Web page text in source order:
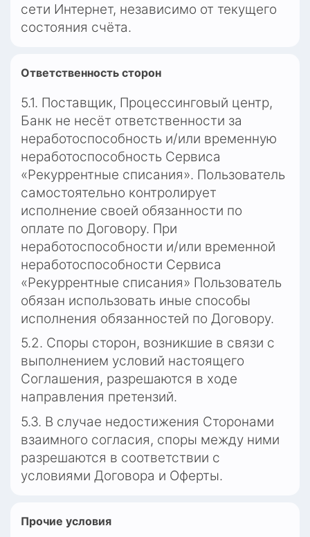
сети Интернет, независимо от текущего
состояния счёта.
Ответственность сторон
5.1. Поставщик, Процессинговый центр,
Банк не несёт ответственности за
неработоспособность и/или временную
неработоспособность Сервиса
«Рекуррентные списания». Пользователь
самостоятельно контролирует
исполнение своей обязанности по
оплате по Договору. При
неработоспособности и/или временной
неработоспособности Сервиса
«Рекуррентные списания» Пользователь
обязан использовать иные способы
исполнения обязанностей по Договору.
5.2. Споры сторон, возникшие в связи с
выполнением условий настоящего
Соглашения, разрешаются в ходе
направления претензий.
5.3. В случае недостижения Сторонами
взаимного согласия, споры между ними
разрешаются в соответствии с
условиями Договора и Оферты.
Прочие условия